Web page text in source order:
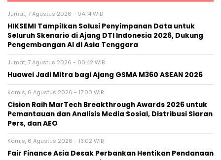
Jumat, 7 Agustus 2026 - 04:14 WIB
HIKSEMI Tampilkan Solusi Penyimpanan Data untuk
Seluruh Skenario di Ajang DTI Indonesia 2026, Dukung
Pengembangan AI di Asia Tenggara
Jumat, 7 Agustus 2026 - 00:42 WIB
Huawei Jadi Mitra bagi Ajang GSMA M360 ASEAN 2026
Kamis, 6 Agustus 2026 - 17:00 WIB
Cision Raih MarTech Breakthrough Awards 2026 untuk
Pemantauan dan Analisis Media Sosial, Distribusi Siaran
Pers, dan AEO
Kamis, 6 Agustus 2026 - 13:02 WIB
Fair Finance Asia Desak Perbankan Hentikan Pendanaan